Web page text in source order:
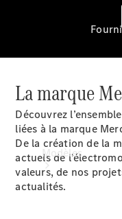
Fournisseur /
Protection des
données
Modèles
La marque
Découvrez
liées à la marque
De la création de la
actuels de
valeurs, de nos
actualités.